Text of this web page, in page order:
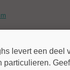
levert een deel
particulieren.